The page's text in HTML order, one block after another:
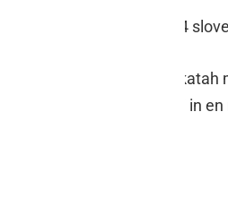
je 450 tekmovalcev iz 54
v katah
naslove državnih prvakinj in